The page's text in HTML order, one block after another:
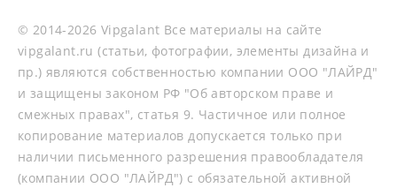
© 2014-2026 Vipgalant Все материалы на сайте
vipgalant.ru (статьи, фотографии, элементы дизайна и
пр.) являются собственностью компании ООО "ЛАЙРД"
и защищены законом РФ "Об авторском праве и
смежных правах", статья 9. Частичное или полное
копирование материалов допускается только при
наличии письменного разрешения правообладателя
(компании ООО "ЛАЙРД") с обязательной активной